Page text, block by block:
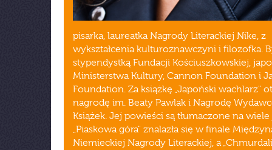
pisarka, laureatka Nagrody Literackiej Nike, z
wykształcenia kulturoznawczyni i filozofka.
stypendystką Fundacji Kościuszkowskiej,
Ministerstwa Kultury, Cannon Foundation i
Foundation. Za książkę „Japoński wachlarz"
nagrodę im. Beaty Pawlak i Nagrodę
Książek. Jej powieści są tłumaczone na
„Piaskowa góra" znalazła się w finale
Niemieckiej Nagrody Literackiej, a